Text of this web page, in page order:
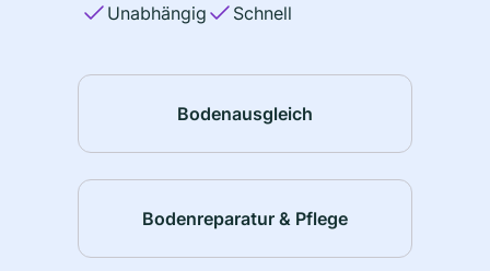
Unabhängig
Schnell
Bodenausgleich
Bodenreparatur & Pflege